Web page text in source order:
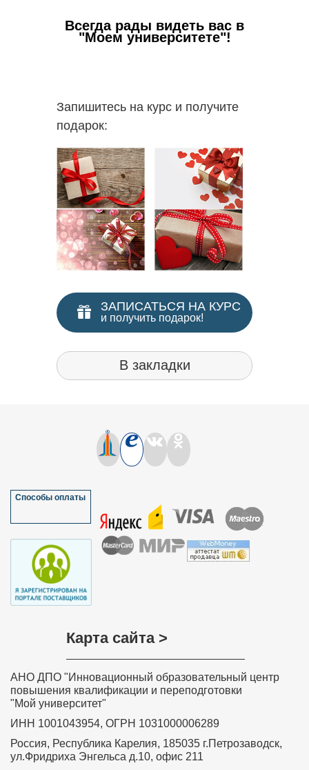
Всегда рады видеть вас в
"Моем университете"!
Запишитесь на курс и получите
подарок:
ЗАПИСАТЬСЯ НА КУРС
и получить подарок!
В закладки
Способы оплаты
Карта сайта >
АНО ДПО "Инновационный образовательный центр
повышения квалификации и переподготовки
"Мой университет"
ИНН 1001043954, ОГРН 1031000006289
Россия, Республика Карелия, 185035 г.Петрозаводск,
ул.Фридриха Энгельса д.10, офис 211